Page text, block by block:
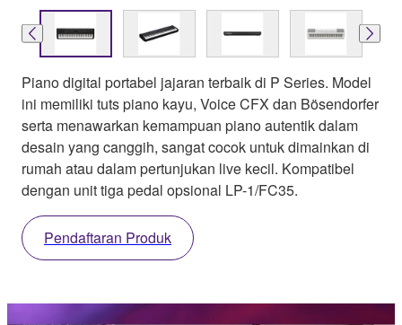
Piano digital portabel jajaran terbaik di P Series. Model
ini memiliki tuts piano kayu, Voice CFX dan Bösendorfer
serta menawarkan kemampuan piano autentik dalam
desain yang canggih, sangat cocok untuk dimainkan di
rumah atau dalam pertunjukan live kecil. Kompatibel
dengan unit tiga pedal opsional LP-1/FC35.
Pendaftaran Produk